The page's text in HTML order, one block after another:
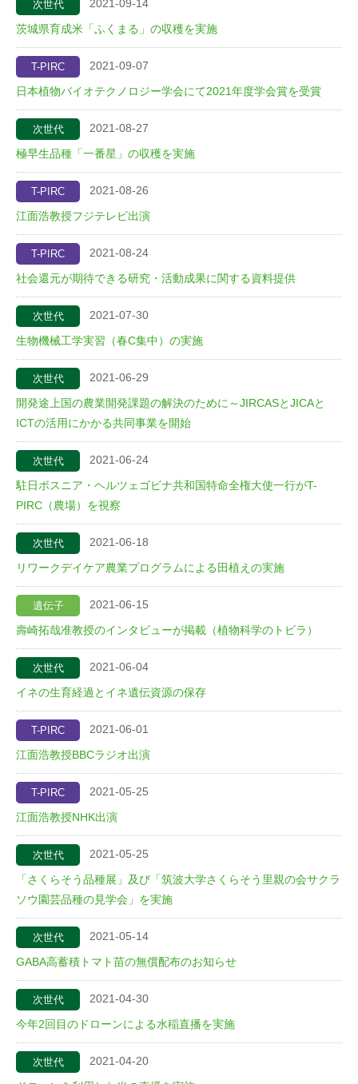
次世代
2021-09-14
茨城県育成米「ふくまる」の収穫を実施
T-PIRC
2021-09-07
日本植物バイオテクノロジー学会にて2021年度学会賞を受賞
次世代
2021-08-27
極早生品種「一番星」の収穫を実施
T-PIRC
2021-08-26
江面浩教授フジテレビ出演
T-PIRC
2021-08-24
社会還元が期待できる研究・活動成果に関する資料提供
次世代
2021-07-30
生物機械工学実習（春C集中）の実施
次世代
2021-06-29
開発途上国の農業開発課題の解決のために～JIRCASとJICAと
ICTの活用にかかる共同事業を開始
次世代
2021-06-24
駐日ボスニア・ヘルツェゴビナ共和国特命全権大使一行がT-
PIRC（農場）を視察
次世代
2021-06-18
リワークデイケア農業プログラムによる田植えの実施
遺伝子
2021-06-15
壽崎拓哉准教授のインタビューが掲載（植物科学のトビラ）
次世代
2021-06-04
イネの生育経過とイネ遺伝資源の保存
T-PIRC
2021-06-01
江面浩教授BBCラジオ出演
T-PIRC
2021-05-25
江面浩教授NHK出演
次世代
2021-05-25
「さくらそう品種展」及び「筑波大学さくらそう里親の会サクラ
ソウ園芸品種の見学会」を実施
次世代
2021-05-14
GABA高蓄積トマト苗の無償配布のお知らせ
次世代
2021-04-30
今年2回目のドローンによる水稲直播を実施
次世代
2021-04-20